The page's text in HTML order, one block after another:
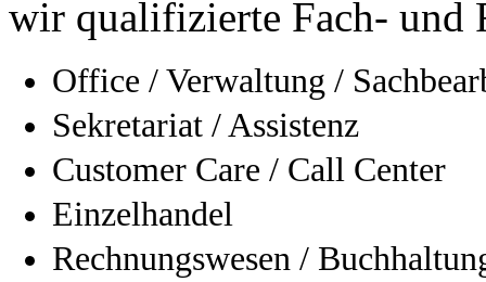
wir qualifizierte Fach- und
Office / Verwaltung /
Sekretariat / Assistenz
Customer Care / Call Center
Einzelhandel
Rechnungswesen /